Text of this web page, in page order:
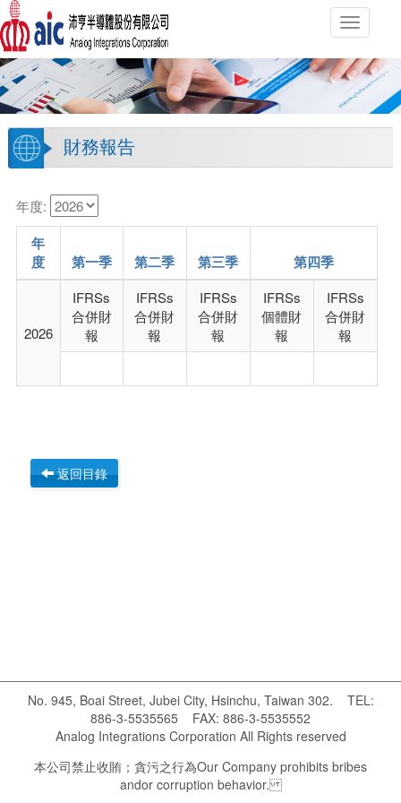
Toggle
財務報告
年度:
年
度
第一季 第二季 第三季 第四季
2026
IFRSs
合併財
報
IFRSs
合併財
報
IFRSs
合併財
報
IFRSs
個體財
報
IFRSs
合併財
報
返回目錄
No. 945, Boai Street, Jubei City, Hsinchu, Taiwan 302. TEL:
886-3-5535565 FAX: 886-3-5535552
Analog Integrations Corporation All Rights reserved
本公司禁止收賄；貪污之行為 Our Company prohibits bribes
andor corruption behavior.